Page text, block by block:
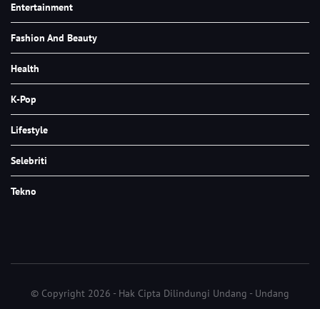
Entertainment
Fashion And Beauty
Health
K-Pop
Lifestyle
Selebriti
Tekno
© Copyright 2026 - Hak Cipta Dilindungi Undang - Undang